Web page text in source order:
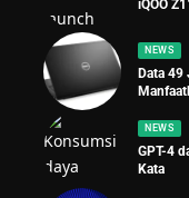
iQOO
NEWS
Data 49
NEWS
GPT-4
Kata